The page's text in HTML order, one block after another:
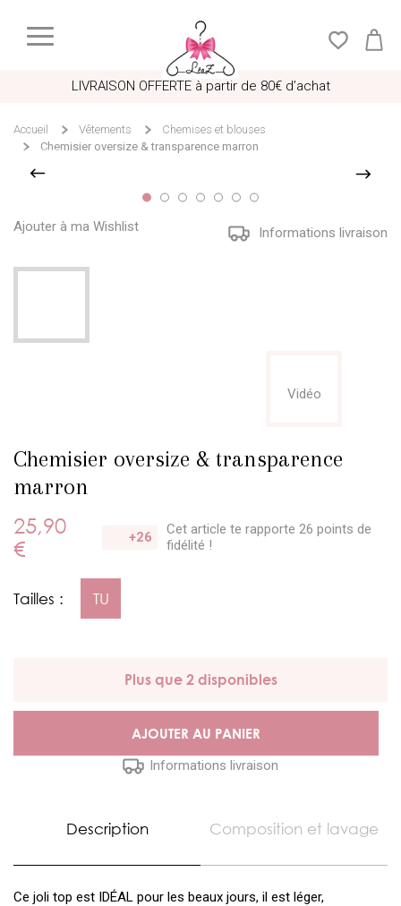
LIVRAISON OFFERTE à partir de 80€ d’achat
Accueil Vêtements
Chemises et blouses
Chemisier oversize & transparence marron
Ajouter à ma Wishlist Informations livraison
Vidéo
Chemisier oversize & transparence
marron
25,90
€
+26 Cet article te rapporte 26 points de
fidélité !
Tailles : TU
Plus que 2 disponibles
AJOUTER AU PANIER
Informations livraison
Description Composition et lavage
Ce joli top est IDÉAL pour les beaux jours, il est léger,